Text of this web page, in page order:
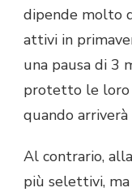
dipende molto
attivi in
una pausa di 3
protetto le loro
quando
Al contrario,
più selettivi,